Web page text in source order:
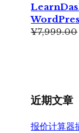
¥7,999.00
近期文章
报价计算